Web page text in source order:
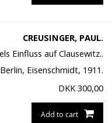
CREUSINGER, PAUL.
Einfluss auf Clausewitz..
Berlin, Eisenschmidt, 1911.
DKK 300,00
Add to cart